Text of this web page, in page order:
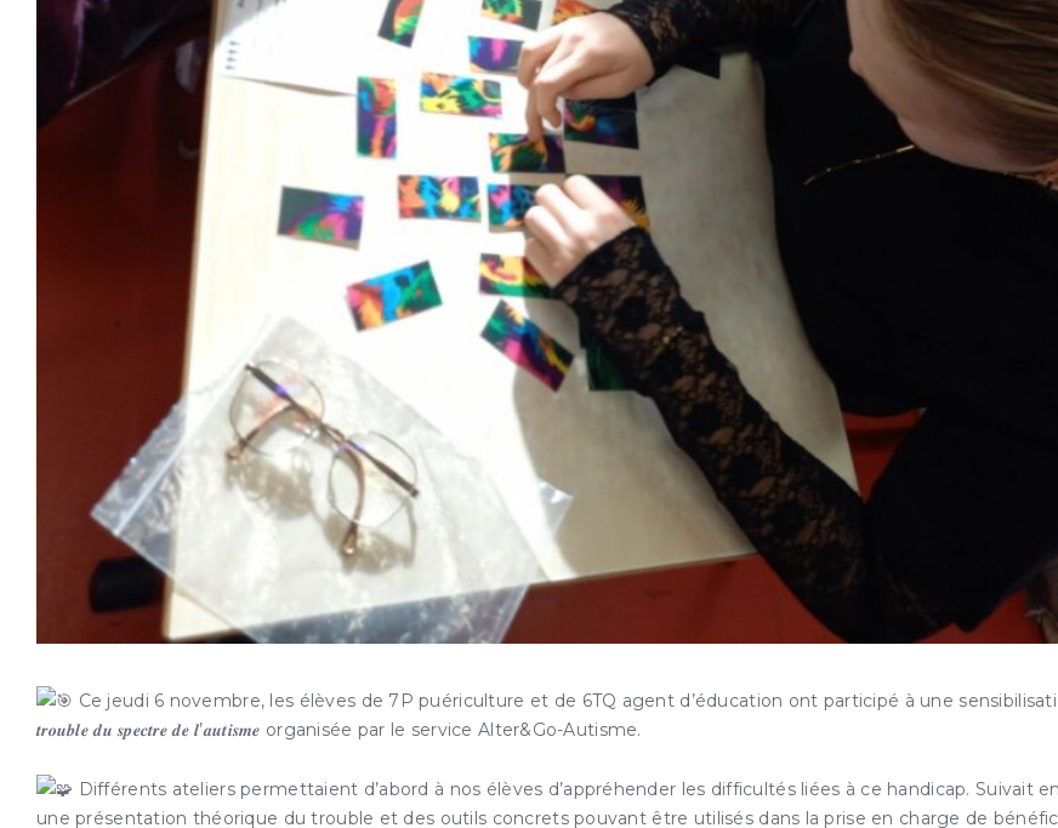
Ce jeudi 6 novembre, les élèves de 7P puériculture et de 6TQ agent d’éducation ont participé à une
𝒕𝒓𝒐𝒖𝒃𝒍𝒆 𝒅𝒖 𝒔𝒑𝒆𝒄𝒕𝒓𝒆 𝒅𝒆 𝒍’𝒂𝒖𝒕𝒊𝒔𝒎𝒆 organisée par le service Alter&Go-Autisme.
Différents ateliers permettaient d’abord à nos élèves d’appréhender les difficultés liées à ce handicap. Suivait
une présentation théorique du trouble et des outils concrets pouvant être utilisés dans la prise en charge de